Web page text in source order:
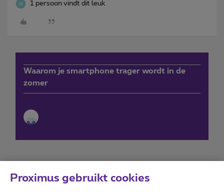
1 persoon vindt dit leuk
Waarom je smartphone trager wordt in de
zomer
Proximus gebruikt cookies